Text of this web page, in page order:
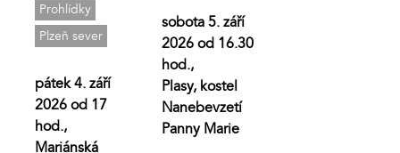
Prohlídky
Plzeň sever
pátek 4. září
2026 od 17
hod.,
Mariánská
sobota 5. září
2026 od 16.30
hod.,
Plasy, kostel
Nanebevzetí
Panny Marie